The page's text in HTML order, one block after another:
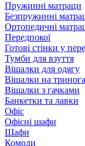
Пружинні матраци
Безпружинні
Ортопедичні
Передпокої
Готові стінки у
Тумби для взуття
Вішалки для одягу
Вішалки на
Вішалки з гачками
Банкетки та лавки
Офіс
Офісні шафи
Шафи
Комоди